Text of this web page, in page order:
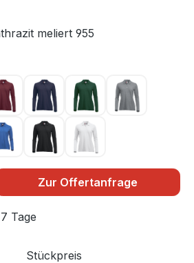
meliert 955
955605
Bordeaux 38Dunkel Marine 580
Flaschengrün 68
Graumeliert
Royal Blau 55Schwarz 99Weiss 00
Zur Offertanfrage
Tage
Stückpreis